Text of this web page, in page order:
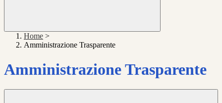
Home >
Amministrazione Trasparente
Amministrazione Trasparente